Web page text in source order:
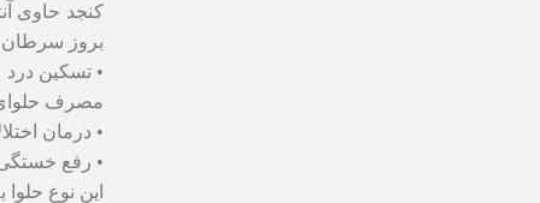
کنجد حاوی
بروز
• تسکین درد
مصرف حلوای
• درمان
• رفع خستگی
این نوع